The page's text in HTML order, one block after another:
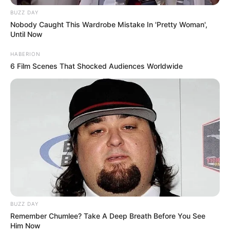
BUZZ DAY
Nobody Caught This Wardrobe Mistake In 'Pretty Woman',
Until Now
HABERION
6 Film Scenes That Shocked Audiences Worldwide
BUZZ DAY
Remember Chumlee? Take A Deep Breath Before You See
Him Now